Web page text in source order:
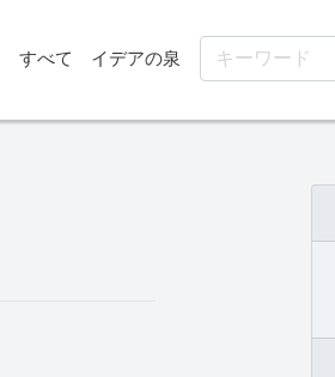
すべて イデアの泉